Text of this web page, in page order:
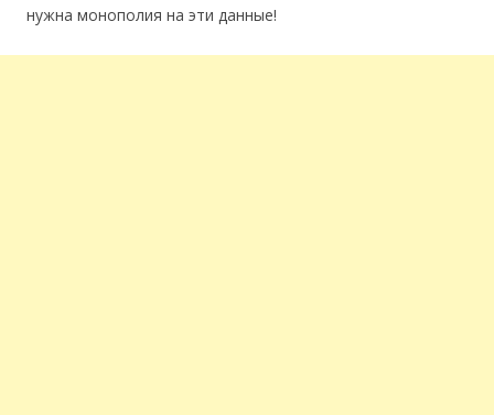
нужна монополия на эти данные!